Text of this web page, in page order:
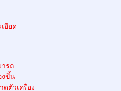
อียด
ารถ
งขึ้น
ตัวเครื่อง